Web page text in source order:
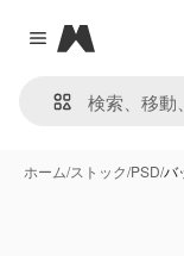
Close menu
Magnific
ホーム/ストック/PSD/バ